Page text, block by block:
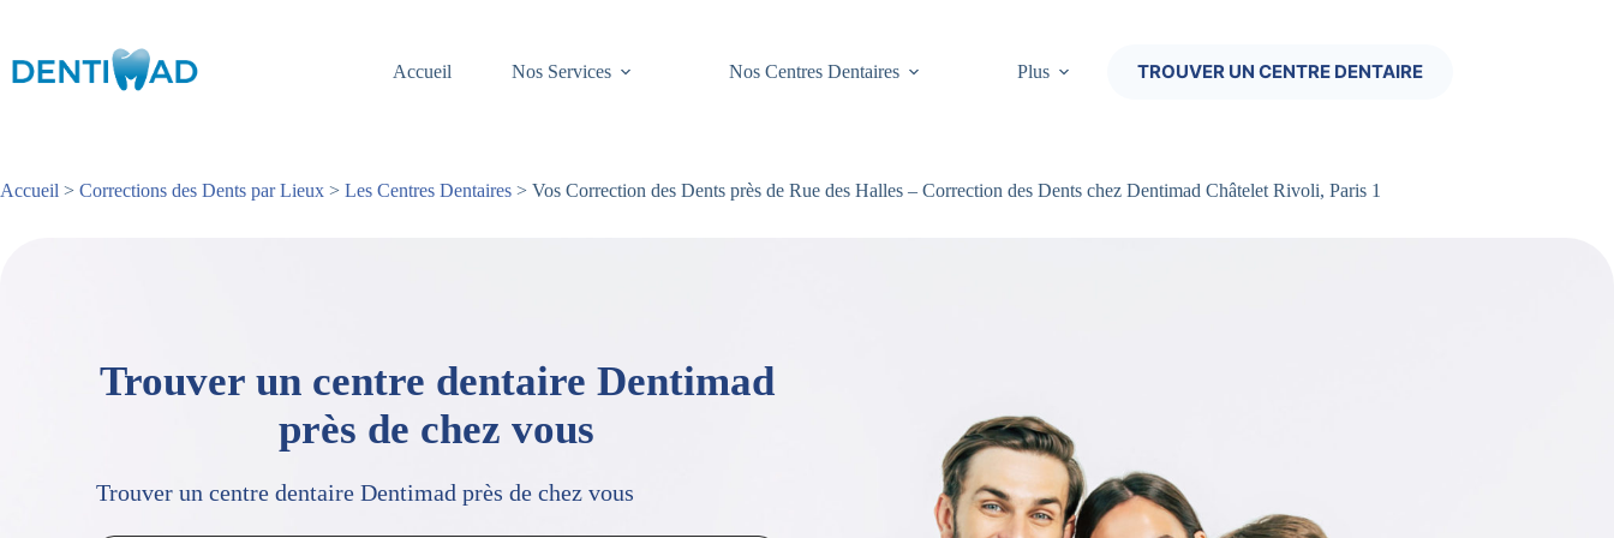
Accueil
Nos Services Nos Centres Dentaires Plus TROUVER UN CENTRE DENTAIRE
Accueil > Corrections des Dents par Lieux > Les Centres Dentaires > Vos Correction des Dents près de Rue des Halles – Correction des Dents chez Dentimad Châtelet Rivoli, Paris 1
Trouver un centre dentaire Dentimad
près de chez vous
Trouver un centre dentaire Dentimad près de chez vous